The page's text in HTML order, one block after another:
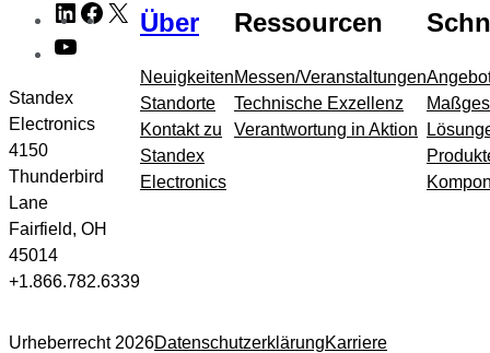
LinkedIn
Facebook
X
Standex
Electronics
4150
Thunderbird
Lane
Fairfield, OH
45014
+1.866.782.6339
Meta-
Navigation
Über
Neuigkeiten
Standorte
Kontakt zu
Standex
Electronics
Ressourcen
Messen/Veranstaltungen
Technische Exzellenz
Verantwortung in Aktion
Urheberrecht 2026DatenschutzerklärungKarriere